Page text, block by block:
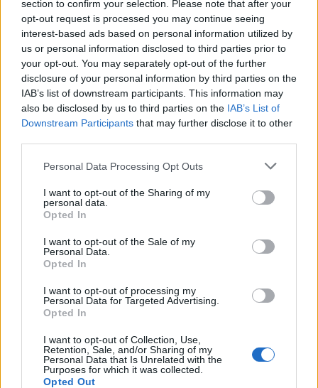
section to confirm your selection. Please note that after your
opt-out request is processed you may continue seeing
interest-based ads based on personal information utilized by
us or personal information disclosed to third parties prior to
your opt-out. You may separately opt-out of the further
disclosure of your personal information by third parties on the
IAB’s list of downstream participants. This information may
also be disclosed by us to third parties on the IAB’s List of
Downstream Participants that may further disclose it to other
Please note that this website/app uses one or more Google
not limited to your visit or usage behaviour. You may click to
grant or deny consent to Google and its third-party tags to
use your data for below specified purposes in below Google
consent section.
Personal Data Processing Opt Outs
I want to opt-out of the Sharing of my
personal data.
Opted In
I want to opt-out of the Sale of my
Personal Data.
Opted In
I want to opt-out of processing my
Personal Data for Targeted Advertising.
Opted In
I want to opt-out of Collection, Use,
Retention, Sale, and/or Sharing of my
Personal Data that Is Unrelated with the
Purposes for which it was collected.
Opted Out
τον λόγο, είναι συχνά νάρκισσοι και χειριστικοί. Η
Leonard με το συγκεκριμένο της post προκάλεσε
καταιγισμό από σχόλια ενώ οι περισσότεροι
χρήστες έδειχναν να συμφωνούν μαζί της.
Τώρα ποιο είναι το επάγγελμα που οδηγεί μια
γυναίκα σε χωρισμό; Όταν είναι μητέρα και
βρίσκεται συνέχεια στο σπίτι.